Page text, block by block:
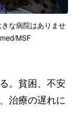
な病院はありませ
MSF
。貧困、不安
治療の遅れに